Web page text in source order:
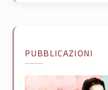
PUBBLICAZIONI